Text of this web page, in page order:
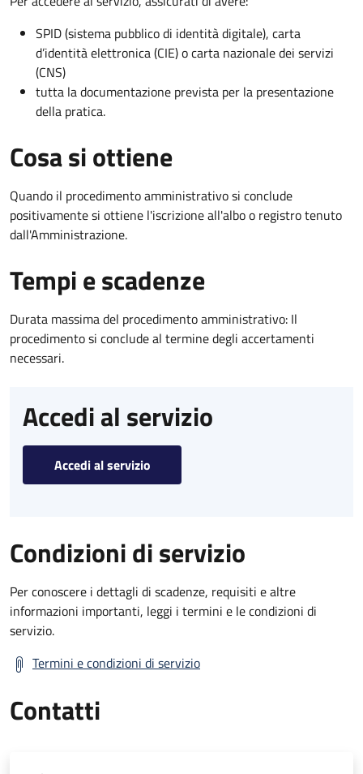
SPID (sistema pubblico di identità digitale), carta
d’identità elettronica (CIE) o carta nazionale dei servizi
(CNS)
tutta la documentazione prevista per la presentazione
della pratica.
Cosa si ottiene
Quando il procedimento amministrativo si conclude
positivamente si ottiene l'iscrizione all'albo o registro tenuto
dall'Amministrazione.
Tempi e scadenze
Durata massima del procedimento amministrativo: Il
procedimento si conclude al termine degli accertamenti
necessari.
Accedi al servizio
Accedi al servizio
Condizioni di servizio
Per conoscere i dettagli di scadenze, requisiti e altre
informazioni importanti, leggi i termini e le condizioni di
servizio.
Termini e condizioni di servizio
Contatti